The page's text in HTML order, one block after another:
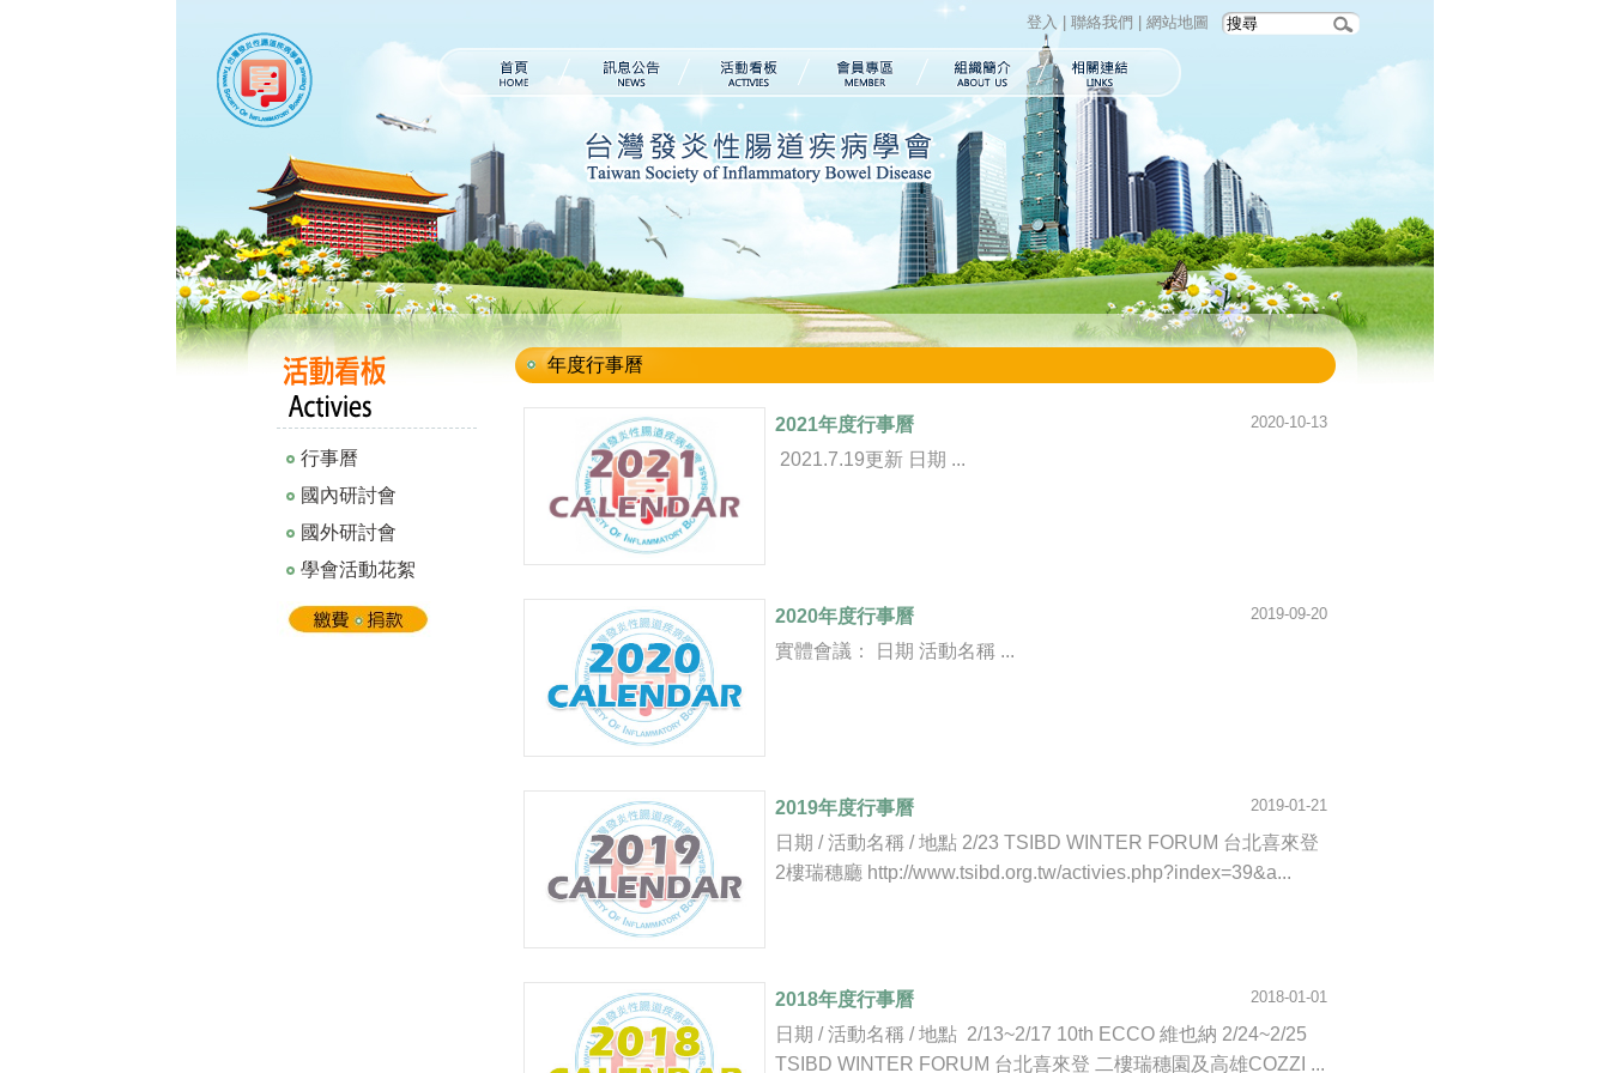
登入 聯絡我們 網站地圖
行事曆
國內研討會
國外研討會
學會活動花絮
年度行事曆
2021年度行事曆 2020-10-13
2021.7.19更新 日期 ...
2020年度行事曆 2019-09-20
實體會議： 日期 活動名稱 ...
2019年度行事曆 2019-01-21
日期 / 活動名稱 / 地點 2/23 TSIBD WINTER FORUM 台北喜來登
2樓瑞穗廳 http://www.tsibd.org.tw/activies.php?index=39&a...
2018年度行事曆 2018-01-01
日期 / 活動名稱 / 地點 2/13~2/17 10th ECCO 維也納 2/24~2/25
TSIBD WINTER FORUM 台北喜來登 二樓瑞穗園及高雄COZZI ...